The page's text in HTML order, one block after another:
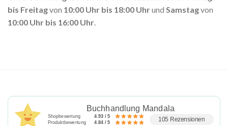
bis Freitagvon 10:00 Uhr bis 18:00 Uhrund Samstagvon
10:00 Uhr bis 16:00 Uhr
Buchhandlung Mandala
Shopbewertung 4.93 / 5
Produktbewertung 4.84 / 5 105 Rezensionen